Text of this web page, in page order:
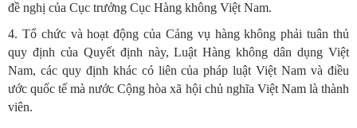
đề nghị của Cục trưởng Cục Hàng không Việt Nam.
4. Tổ chức và hoạt động của Cảng vụ hàng không phải tuân thủ
quy định của Quyết định này, Luật Hàng không dân dụng Việt
Nam, các quy định khác có liên của pháp luật Việt Nam và điều
ước quốc tế mà nước Cộng hòa xã hội chủ nghĩa Việt Nam là thành
viên.